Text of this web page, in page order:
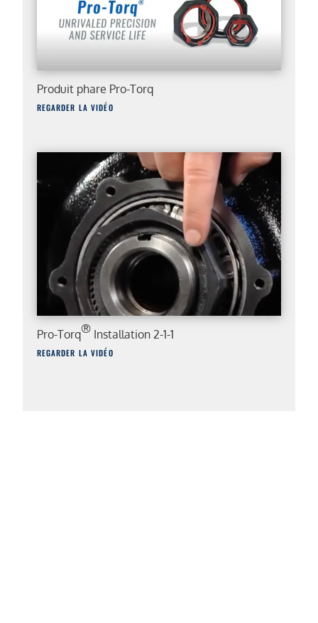
Produit phare Pro-Torq
REGARDER LA VIDÉO
Pro-Torq® Installation 2-1-1
REGARDER LA VIDÉO